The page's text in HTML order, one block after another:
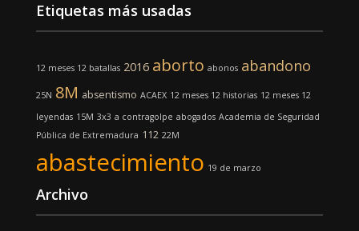
Etiquetas más usadas
12 meses 12 batallas 2016 aborto abonos abandono
25N 8M absentismo ACAEX 12 meses 12 historias 12 meses 12
leyendas 15M 3x3 a contragolpe abogados Academia de Seguridad
Pública de Extremadura 112 22M
abastecimiento 19 de marzo
Archivo